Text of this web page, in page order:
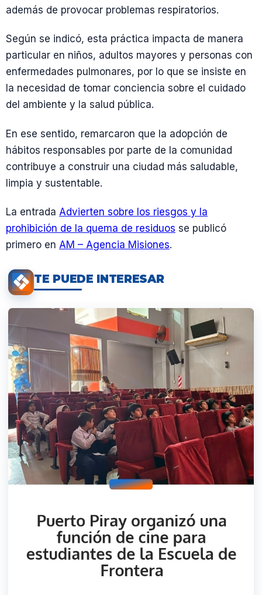
además de provocar problemas respiratorios.
Según se indicó, esta práctica impacta de manera
particular en niños, adultos mayores y personas con
enfermedades pulmonares, por lo que se insiste en
la necesidad de tomar conciencia sobre el cuidado
del ambiente y la salud pública.
En ese sentido, remarcaron que la adopción de
hábitos responsables por parte de la comunidad
contribuye a construir una ciudad más saludable,
limpia y sustentable.
La entrada Advierten sobre los riesgos y la
prohibición de la quema de residuos se publicó
primero en AM – Agencia Misiones.
TE PUEDE INTERESAR